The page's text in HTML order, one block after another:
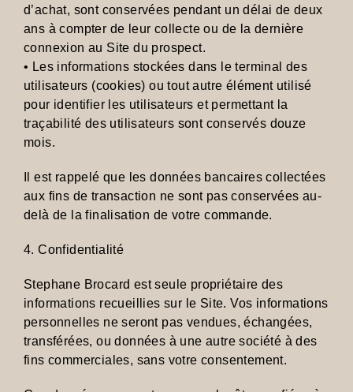
d’achat, sont conservées pendant un délai de deux
ans à compter de leur collecte ou de la dernière
connexion au Site du prospect.
• Les informations stockées dans le terminal des
utilisateurs (cookies) ou tout autre élément utilisé
pour identifier les utilisateurs et permettant la
traçabilité des utilisateurs sont conservés douze
mois.
Il est rappelé que les données bancaires collectées
aux fins de transaction ne sont pas conservées au-
delà de la finalisation de votre commande.
4. Confidentialité
Stephane Brocard est seule propriétaire des
informations recueillies sur le Site. Vos informations
personnelles ne seront pas vendues, échangées,
transférées, ou données à une autre société à des
fins commerciales, sans votre consentement.